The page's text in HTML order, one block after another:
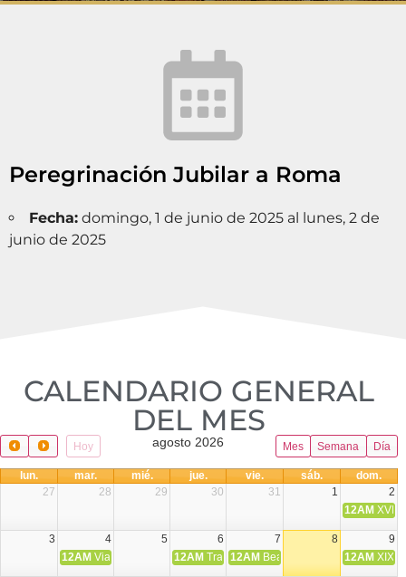
Peregrinación Jubilar a Roma
Fecha: domingo, 1 de junio de 2025 al lunes, 2 de
junio de 2025
CALENDARIO GENERAL
DEL MES​
Hoy Mes Semana Día
agosto 2026
lun. mar. mié. jue. vie. sáb.
dom.
27
28 29 30 31 1
2
12AM XVIII
3 4 5 6 7 8
9
12AM Viaje Diocesano a Japón.
12AM Transfiguración del Señor
12AM Beatos Cruz Laplana,
12AM XIX